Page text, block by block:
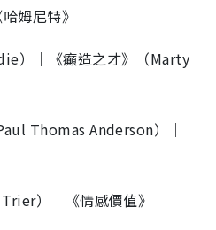
姆尼特》
）｜《癲造之才》（Marty
Thomas Anderson）｜
）｜《情感價值》